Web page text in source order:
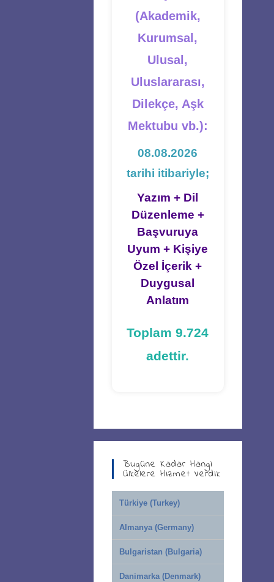
(Akademik,
Kurumsal,
Ulusal,
Uluslararası,
Dilekçe, Aşk
Mektubu vb.):
08.08.2026
tarihi itibariyle;
Yazım + Dil
Düzenleme +
Başvuruya
Uyum + Kişiye
Özel İçerik +
Duygusal
Anlatım
Toplam 9.724
adettir.
Bugüne Kadar Hangi
Ülkelere Hizmet Verdik
Türkiye (Turkey)
Almanya (Germany)
Bulgaristan (Bulgaria)
Danimarka (Denmark)